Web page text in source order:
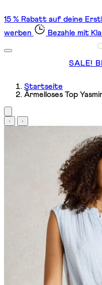
15 % Rabatt auf deine
werben
Bezahle mit
SALE!
Startseite
Ärmelloses Top